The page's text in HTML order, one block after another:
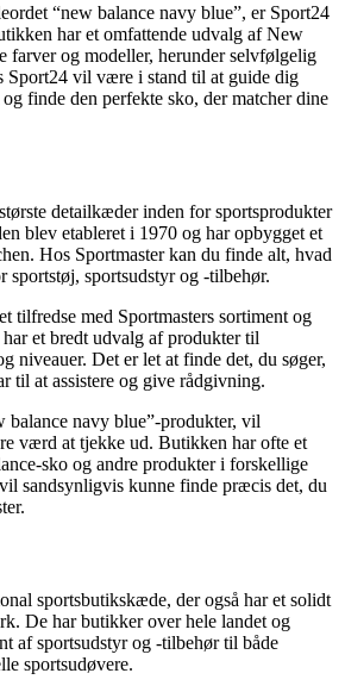
“new balance navy blue”, er Sport24
har et omfattende udvalg af New
farver og modeller, herunder selvfølgelig
Sport24 vil være i stand til at guide dig
finde den perfekte sko, der matcher dine
detailkæder inden for sportsprodukter
blev etableret i 1970 og har opbygget et
Hos Sportmaster kan du finde alt, hvad
sportstøj, sportsudstyr og -tilbehør.
tilfredse med Sportmasters sortiment og
et bredt udvalg af produkter til
niveauer. Det er let at finde det, du søger,
til at assistere og give rådgivning.
balance navy blue”-produkter, vil
værd at tjekke ud. Butikken har ofte et
sko og andre produkter i forskellige
sandsynligvis kunne finde præcis det, du
sportsbutikskæde, der også har et solidt
De har butikker over hele landet og
af sportsudstyr og -tilbehør til både
sportsudøvere.